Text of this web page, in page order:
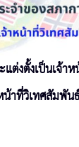
ต่งตั้งเป็นเจ้า
าที่วิเทศสัมพันธ์